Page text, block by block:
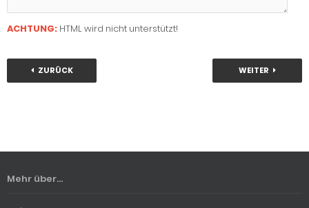
ACHTUNG: HTML wird nicht unterstützt!
ZURÜCK WEITER
Mehr über...